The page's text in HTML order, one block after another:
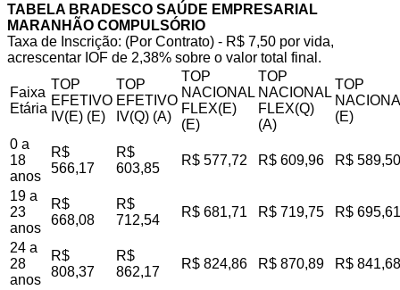
TABELA BRADESCO SAÚDE EMPRESARIAL
MARANHÃO COMPULSÓRIO
Taxa de Inscrição: (Por Contrato) - R$ 7,50 por vida,
acrescentar IOF de 2,38% sobre o valor total final.
Faixa
Etária
TOP
EFETIVO
IV(E) (E)
TOP
EFETIVO
IV(Q) (A)
TOP
NACIONAL
FLEX(E)
(E)
TOP
NACIONAL
FLEX(Q)
(A)
TOP
(E)
0 a
18
anos
R$
566,17
R$
603,85
R$ 577,72 R$ 609,96 R$ 589,50
19 a
23
anos
R$
668,08
R$
712,54
R$ 681,71 R$ 719,75 R$ 695,61
24 a
28
anos
R$
808,37
R$
862,17
R$ 824,86 R$ 870,89 R$ 841,68